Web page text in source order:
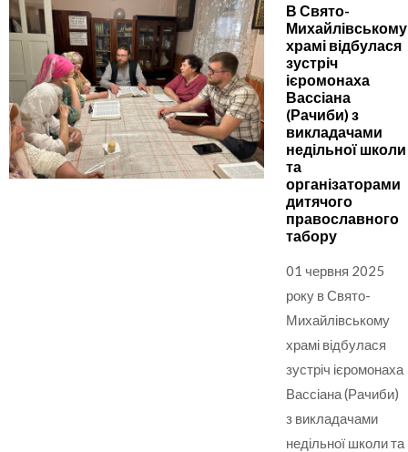
В Свято-
Михайлівському
храмі відбулася
зустріч
ієромонаха
Вассіана
(Рачиби) з
викладачами
недільної школи
та
організаторами
дитячого
православного
табору
01 червня 2025
року в Свято-
Михайлівському
храмі відбулася
зустріч ієромонаха
Вассіана (Рачиби)
з викладачами
недільної школи та